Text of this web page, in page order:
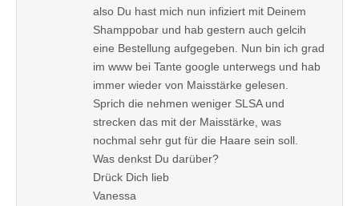
also Du hast mich nun infiziert mit Deinem
Shamppobar und hab gestern auch gelcih
eine Bestellung aufgegeben. Nun bin ich grad
im www bei Tante google unterwegs und hab
immer wieder von Maisstärke gelesen.
Sprich die nehmen weniger SLSA und
strecken das mit der Maisstärke, was
nochmal sehr gut für die Haare sein soll.
Was denkst Du darüber?
Drück Dich lieb
Vanessa